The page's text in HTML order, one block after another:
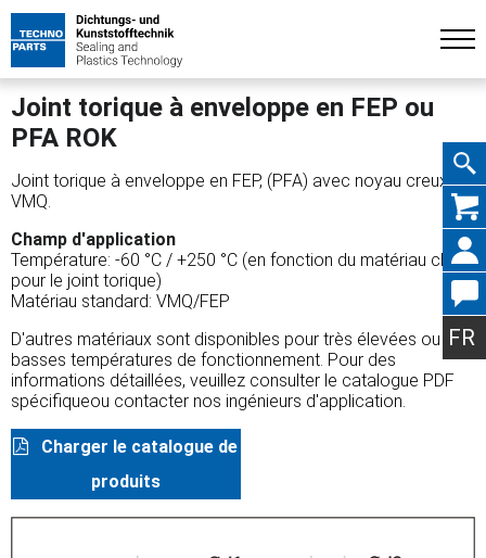
Aller
au
FR
Joint torique à enveloppe en FEP ou
PFA ROK
Joint torique à enveloppe en FEP, (PFA) avec noyau creux en
VMQ.
Champ d'application
Température: -60 °C / +250 °C (en fonction du matériau choisi
pour le joint torique)
Matériau standard: VMQ/FEP
D'autres matériaux sont disponibles pour très élevées ou très
basses températures de fonctionnement. Pour des
informations détaillées, veuillez consulter le catalogue PDF
spécifiqueou contacter nos ingénieurs d'application.
Charger le catalogue de
produits